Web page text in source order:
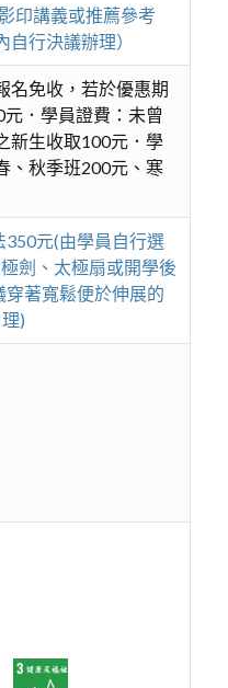
印講義或推薦參考
行決議辦理）
名免收，若於優惠期
．學員證費：未曾
新生收取100元．學
、秋季班200元、寒
350元(由學員自行選
劍、太極扇或開學後
著寬鬆便於伸展的
)